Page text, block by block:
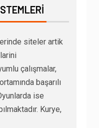
siteler artik
çalışmalar,
başarılı
ise
Kurye,